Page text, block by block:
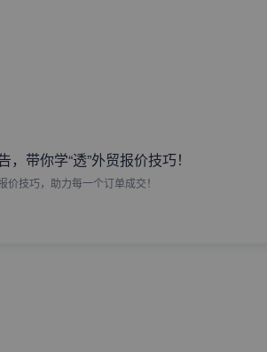
，带你学“透”外贸报价技巧！
价技巧，助力每一个订单成交！